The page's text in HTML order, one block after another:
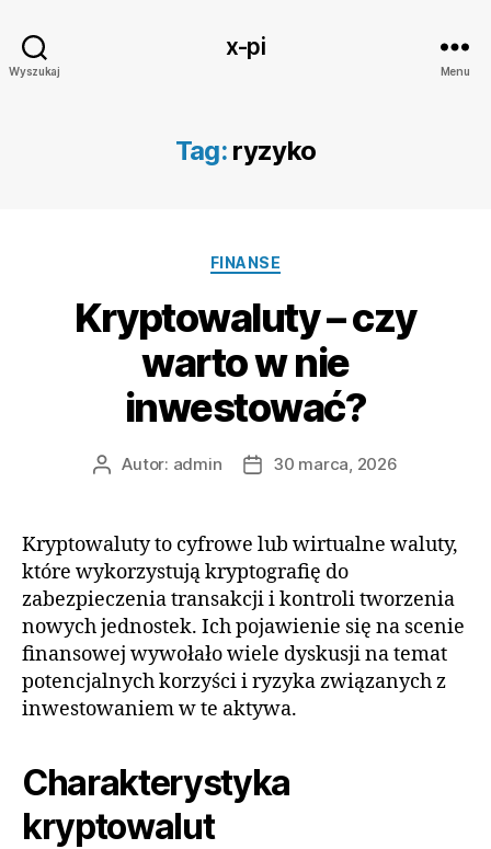
Wyszukaj
x-pi
Menu
Tag: ryzyko
Kategorie
FINANSE
Kryptowaluty – czy
warto w nie
inwestować?
AutorAutor: admin
Data30 marca, 2026
Kryptowaluty to cyfrowe lub wirtualne waluty,
które wykorzystują kryptografię do
zabezpieczenia transakcji i kontroli tworzenia
nowych jednostek. Ich pojawienie się na scenie
finansowej wywołało wiele dyskusji na temat
potencjalnych korzyści i ryzyka związanych z
inwestowaniem w te aktywa.
Charakterystyka
kryptowalut